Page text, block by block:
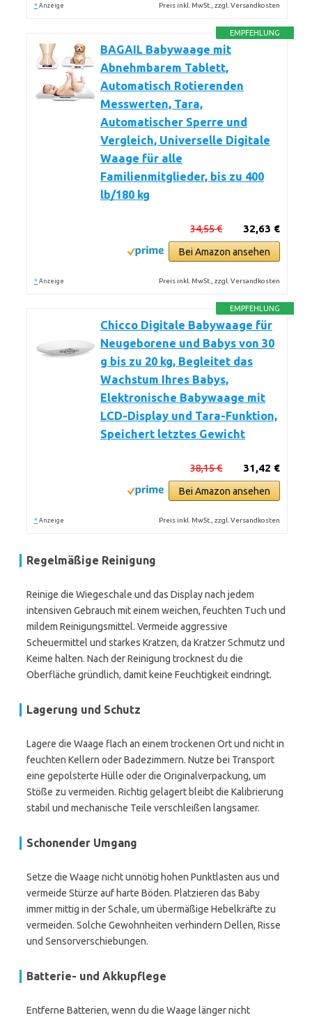
* Anzeige Preis inkl. MwSt., zzgl. Versandkosten
EMPFEHLUNG
BAGAIL Babywaage mit
Abnehmbarem Tablett,
Automatisch Rotierenden
Messwerten, Tara,
Automatischer Sperre und
Vergleich, Universelle Digitale
Waage für alle
Familienmitglieder, bis zu 400
lb/180 kg
32,63 €
34,55 €
Bei Amazon ansehen
* Anzeige Preis inkl. MwSt., zzgl. Versandkosten
EMPFEHLUNG
Chicco Digitale Babywaage für
Neugeborene und Babys von 30
g bis zu 20 kg, Begleitet das
Wachstum Ihres Babys,
Elektronische Babywaage mit
LCD-Display und Tara-Funktion,
Speichert letztes Gewicht
31,42 €
38,15 €
Bei Amazon ansehen
* Anzeige Preis inkl. MwSt., zzgl. Versandkosten
Regelmäßige Reinigung
Reinige die Wiegeschale und das Display nach jedem
intensiven Gebrauch mit einem weichen, feuchten Tuch und
mildem Reinigungsmittel. Vermeide aggressive
Scheuermittel und starkes Kratzen, da Kratzer Schmutz und
Keime halten. Nach der Reinigung trocknest du die
Oberfläche gründlich, damit keine Feuchtigkeit eindringt.
Lagerung und Schutz
Lagere die Waage flach an einem trockenen Ort und nicht in
feuchten Kellern oder Badezimmern. Nutze bei Transport
eine gepolsterte Hülle oder die Originalverpackung, um
Stöße zu vermeiden. Richtig gelagert bleibt die Kalibrierung
stabil und mechanische Teile verschleißen langsamer.
Schonender Umgang
Setze die Waage nicht unnötig hohen Punktlasten aus und
vermeide Stürze auf harte Böden. Platzieren das Baby
immer mittig in der Schale, um übermäßige Hebelkräfte zu
vermeiden. Solche Gewohnheiten verhindern Dellen, Risse
und Sensorverschiebungen.
Batterie- und Akkupflege
Entferne Batterien, wenn du die Waage länger nicht